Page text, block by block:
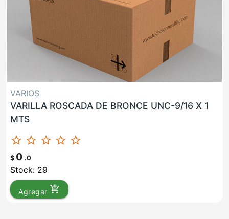
VARIOS
VARILLA ROSCADA DE BRONCE UNC-9/16 X 1
MTS
star_border star_border star_border star_border star_border
$ 0 .0
Stock: 29
Agregar add_shopping_cart